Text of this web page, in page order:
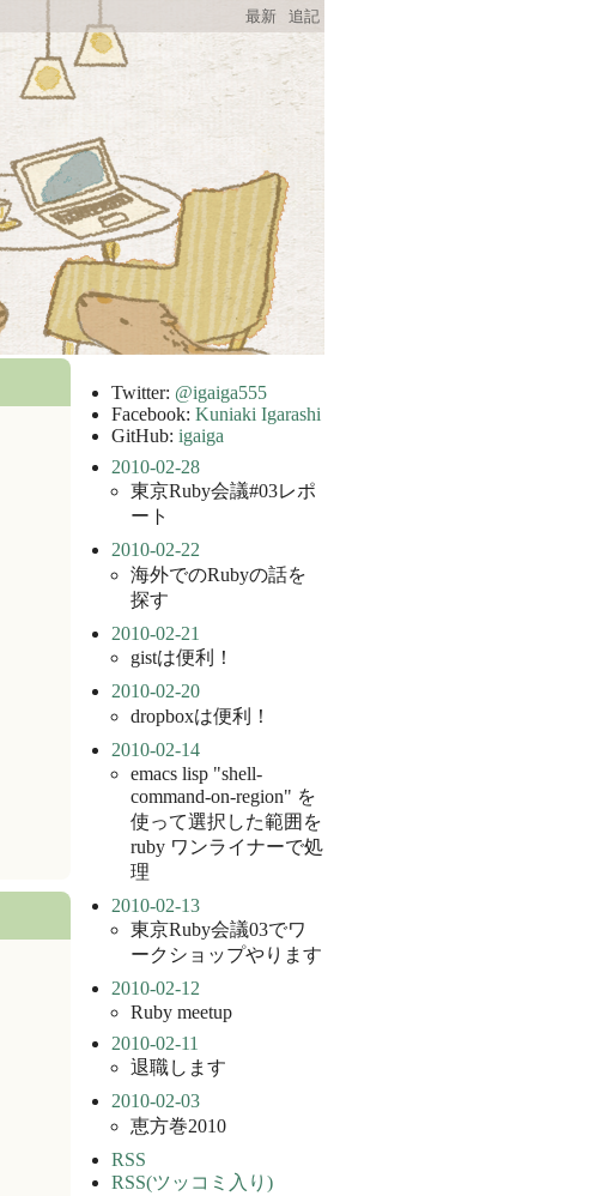
最新 追記
Twitter: @igaiga555
Facebook: Kuniaki Igarashi
GitHub: igaiga
2010-02-28
東京Ruby会議#03レポ
ート
2010-02-22
海外でのRubyの話を
探す
2010-02-21
gistは便利！
2010-02-20
dropboxは便利！
2010-02-14
emacs lisp "shell-
command-on-region" を
使って選択した範囲を
ruby ワンライナーで処
理
2010-02-13
東京Ruby会議03でワ
ークショップやります
2010-02-12
Ruby meetup
2010-02-11
退職します
2010-02-03
恵方巻2010
RSS
RSS(ツッコミ入り)